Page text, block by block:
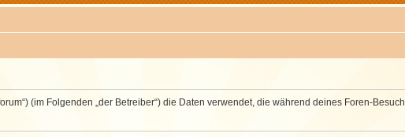
(im Folgenden „der Betreiber“) die Daten verwendet, die während deines Foren-